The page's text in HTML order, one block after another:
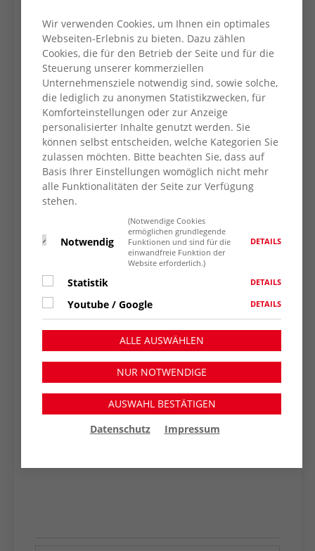
Ortsvereinsvorsitzender
Jochen Gottke moderiert
beim Tag der offenen Tür
(Juni 2021)
Begegnungsstätte
im Marie-Juchacz-
Haus an der Max-
von-Schenkendorf-
Straße 9. Von
Montag bis Donnerstag können interessierte
Bürger*innen das aus den Vorjahren
bekannte Angebot nutzen: Stuhlgymnastik,
Skat, Englischkurse montags und dienstags
gehören genauso dazu wie das beliebte
Marktfrühstück und der Spielnachmittag am
Mittwoch und der monatliche
Liedernachmittag am Donnerstag. Allerdings
darf pandemiebedingt nicht getanzt und
gesungen werden und die Teilnehmerzahl ist
auf 20 Personen begrenzt. Und die 3-G-Regel
(vollständig geimpft, genesen oder frisch
getestet) muss beachtet werden.
Weitere Infos und Anmeldung bitte unter
02845-4230.
ORTSVEREIN NEUKIRCHEN-VLUYN
Wir verwenden Cookies, um Ihnen ein optimales
Webseiten-Erlebnis zu bieten. Dazu zählen
Cookies, die für den Betrieb der Seite und für die
Steuerung unserer kommerziellen
Unternehmensziele notwendig sind, sowie solche,
die lediglich zu anonymen Statistikzwecken, für
Komforteinstellungen oder zur Anzeige
personalisierter Inhalte genutzt werden. Sie
können selbst entscheiden, welche Kategorien Sie
zulassen möchten. Bitte beachten Sie, dass auf
Basis Ihrer Einstellungen womöglich nicht mehr
alle Funktionalitäten der Seite zur Verfügung
stehen.
Notwendig
(Notwendige Cookies
ermöglichen grundlegende
Funktionen und sind für die
einwandfreie Funktion der
Website erforderlich.)
DETAILS
Statistik DETAILS
Youtube / Google DETAILS
ALLE AUSWÄHLEN
NUR NOTWENDIGE
AUSWAHL BESTÄTIGEN
Datenschutz
Impressum